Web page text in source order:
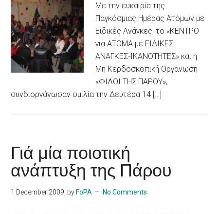
Με την ευκαιρία της
Παγκόσμιας Ημέρας Ατόμων με
Ειδικές Ανάγκες, το «ΚΕΝΤΡΟ
για ΑΤΟΜΑ με ΕΙΔΙΚΕΣ
ΑΝΑΓΚΕΣ‐ΙΚΑΝΟΤΗΤΕΣ» και η
Μη Κερδοσκοπική Οργάνωση
«ΦΙΛΟΙ ΤΗΣ ΠΑΡΟΥ»,
συνδιοργάνωσαν ομιλία την Δευτέρα 14 […]
Γιά μία ποιοτική
ανάπτυξη της Πάρου
1 December 2009, by FoPA No Comments